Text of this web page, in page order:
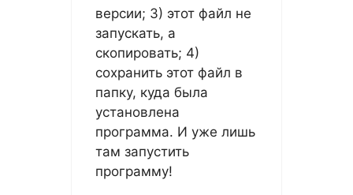
версии; 3) этот файл не
запускать, а
скопировать; 4)
сохранить этот файл в
папку, куда была
установлена
программа. И уже лишь
там запустить
программу!